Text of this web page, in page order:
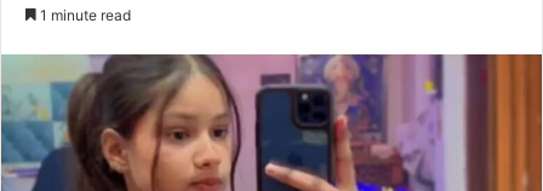
d
a
n
e
m
1 minute read